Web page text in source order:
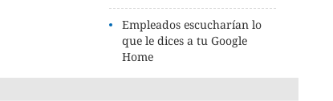
Empleados escucharían lo
que le dices a tu Google
Home